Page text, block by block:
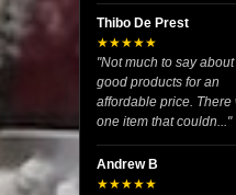
Thibo De Prest
★★★★★
"Not much to say
good products for an
affordable price. There
one item that couldn..."
Andrew B
★★★★★